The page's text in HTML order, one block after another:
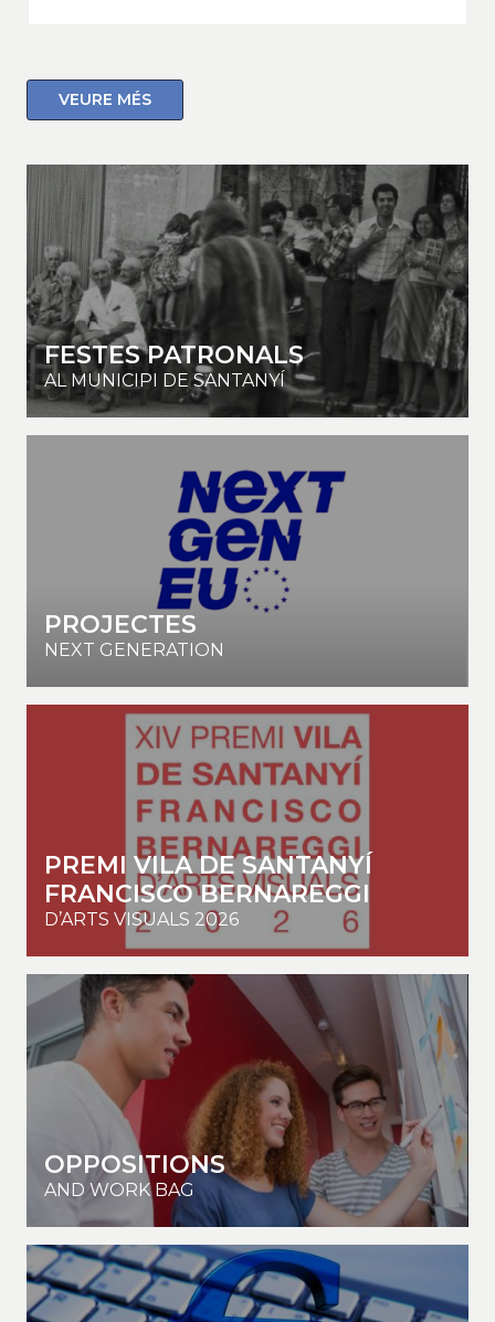
VEURE MÉS
FESTES PATRONALS
AL MUNICIPI DE SANTANYÍ
PROJECTES
NEXT GENERATION
PREMI VILA DE SANTANYÍ
FRANCISCO BERNAREGGI
D’ARTS VISUALS 2026
OPPOSITIONS
AND WORK BAG